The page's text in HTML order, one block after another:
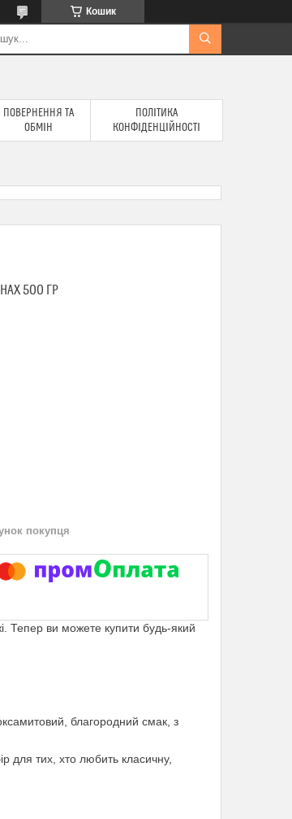
Кошик
ПОВЕРНЕННЯ ТА
ОБМІН
ПОЛІТИКА
КОНФІДЕНЦІЙНОСТІ
500 ГР
покупця
Тепер ви можете купити будь-який
благородний смак, з
для тих, хто любить класичну,